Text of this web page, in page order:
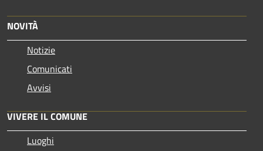
NOVITÀ
Notizie
Comunicati
Avvisi
VIVERE IL COMUNE
Luoghi